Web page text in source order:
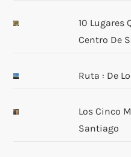
10 Lugares
Centro De
Ruta : De
Los Cinco
Santiago